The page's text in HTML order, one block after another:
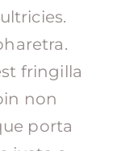
fringilla
non
porta